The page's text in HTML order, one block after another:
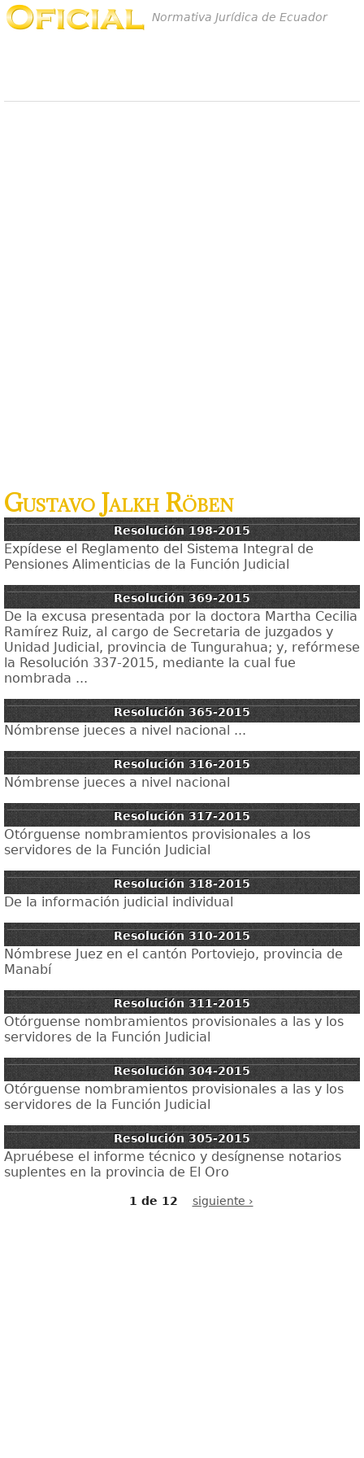
Normativa Jurídica de Ecuador
Gustavo Jalkh Röben
Resolución 198-2015
Expídese el Reglamento del Sistema Integral de
Pensiones Alimenticias de la Función Judicial
Resolución 369-2015
De la excusa presentada por la doctora Martha Cecilia
Ramírez Ruiz, al cargo de Secretaria de juzgados y
Unidad Judicial, provincia de Tungurahua; y, refórmese
la Resolución 337-2015, mediante la cual fue
nombrada ...
Resolución 365-2015
Nómbrense jueces a nivel nacional ...
Resolución 316-2015
Nómbrense jueces a nivel nacional
Resolución 317-2015
Otórguense nombramientos provisionales a los
servidores de la Función Judicial
Resolución 318-2015
De la información judicial individual
Resolución 310-2015
Nómbrese Juez en el cantón Portoviejo, provincia de
Manabí
Resolución 311-2015
Otórguense nombramientos provisionales a las y los
servidores de la Función Judicial
Resolución 304-2015
Otórguense nombramientos provisionales a las y los
servidores de la Función Judicial
Resolución 305-2015
Apruébese el informe técnico y desígnense notarios
suplentes en la provincia de El Oro
1 de 12 siguiente ›